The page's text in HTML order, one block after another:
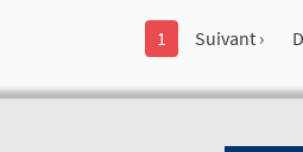
1 Suivant ›